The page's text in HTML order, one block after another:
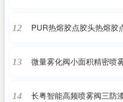
12
PUR热熔胶点胶头热熔胶
13
微量雾化阀小面积精密喷
14
长粤智能高频喷雾阀三防